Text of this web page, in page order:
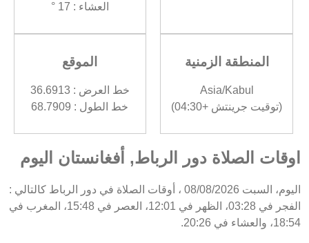
العشاء : 17 °
المنطقة الزمنية
Asia/Kabul
(توقيت جرينتش +04:30)
الموقع
خط العرض : 36.6913
خط الطول : 68.7909
اوقات الصلاة دور الرباط, أفغانستان اليوم
اليوم، السبت 08/08/2026 ، أوقات الصلاة في دور الرباط كالتالي :
الفجر في 03:28، الظهر في 12:01، العصر في 15:48، المغرب في
18:54، والعشاء في 20:26.